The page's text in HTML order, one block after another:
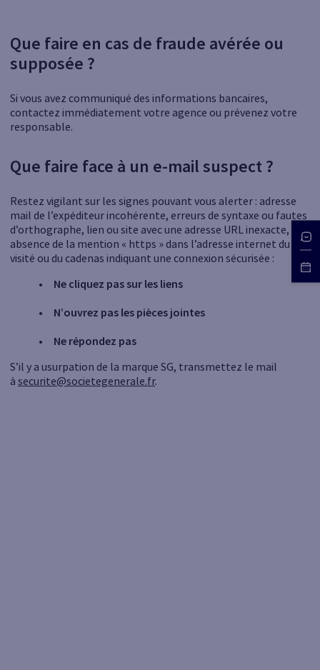
Que faire en cas de fraude avérée ou
supposée ?
Si vous avez communiqué des informations bancaires,
contactez immédiatement votre agence ou prévenez votre
responsable.
Que faire face à un e-mail suspect ?
Restez vigilant sur les signes pouvant vous alerter : adresse
mail de l’expéditeur incohérente, erreurs de syntaxe ou fautes
d’orthographe, lien ou site avec une adresse URL inexacte,
absence de la mention « https » dans l’adresse internet du site
visité ou du cadenas indiquant une connexion sécurisée :
• Ne cliquez pas sur les liens
• N’ouvrez pas les pièces jointes
• Ne répondez pas
S’il y a usurpation de la marque SG, transmettez le mail
à securite@societegenerale.fr.